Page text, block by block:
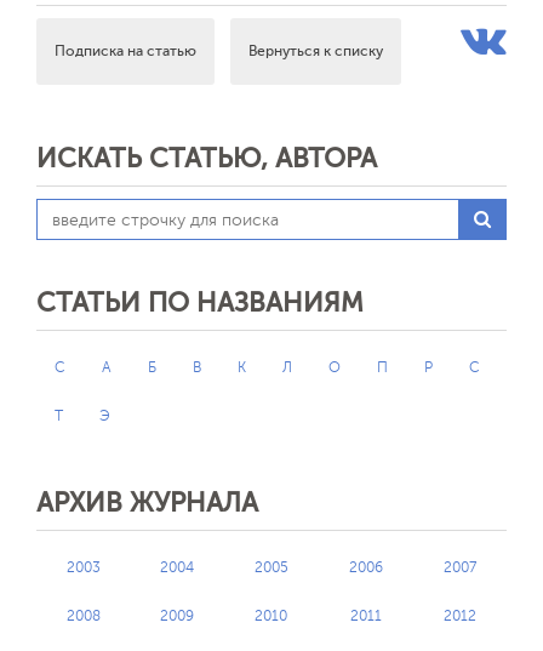
Подписка на статью Вернуться к списку
ИСКАТЬ СТАТЬЮ, АВТОРА
СТАТЬИ ПО НАЗВАНИЯМ
C А Б В К Л О П Р С
Т Э
АРХИВ ЖУРНАЛА
2003 2004 2005 2006 2007
2008 2009 2010 2011 2012